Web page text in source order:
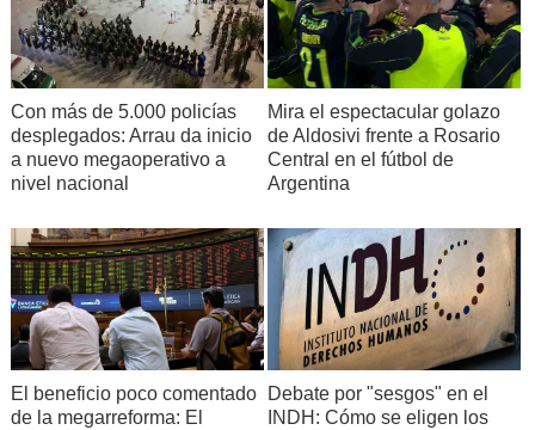
Con más de 5.000 policías
desplegados: Arrau da inicio
a nuevo megaoperativo a
nivel nacional
Mira el espectacular golazo
de Aldosivi frente a Rosario
Central en el fútbol de
Argentina
El beneficio poco comentado
de la megarreforma: El
Debate por "sesgos" en el
INDH: Cómo se eligen los